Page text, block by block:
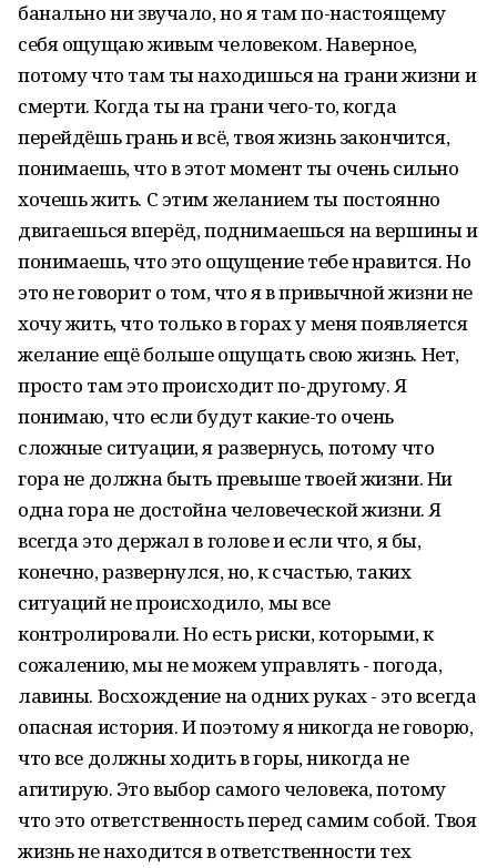
банально ни звучало, но я там по-настоящему
себя ощущаю живым человеком. Наверное,
потому что там ты находишься на грани жизни и
смерти. Когда ты на грани чего-то, когда
перейдёшь грань и всё, твоя жизнь закончится,
понимаешь, что в этот момент ты очень сильно
хочешь жить. С этим желанием ты постоянно
двигаешься вперёд, поднимаешься на вершины и
понимаешь, что это ощущение тебе нравится. Но
это не говорит о том, что я в привычной жизни не
хочу жить, что только в горах у меня появляется
желание ещё больше ощущать свою жизнь. Нет,
просто там это происходит по-другому. Я
понимаю, что если будут какие-то очень
сложные ситуации, я развернусь, потому что
гора не должна быть превыше твоей жизни. Ни
одна гора не достойна человеческой жизни. Я
всегда это держал в голове и если что, я бы,
конечно, развернулся, но, к счастью, таких
ситуаций не происходило, мы все
контролировали. Но есть риски, которыми, к
сожалению, мы не можем управлять - погода,
лавины. Восхождение на одних руках - это всегда
опасная история. И поэтому я никогда не говорю,
что все должны ходить в горы, никогда не
агитирую. Это выбор самого человека, потому
что это ответственность перед самим собой. Твоя
жизнь не находится в ответственности тех